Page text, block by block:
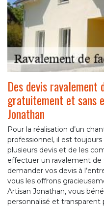
Des devis
gratuitement et sans
Jonathan
Pour la réalisation d’un
professionnel, il est
plusieurs devis et de les
effectuer un ravalement de
demander vos devis à
vous les offrons
Artisan Jonathan, vous
personnalisé et transparent